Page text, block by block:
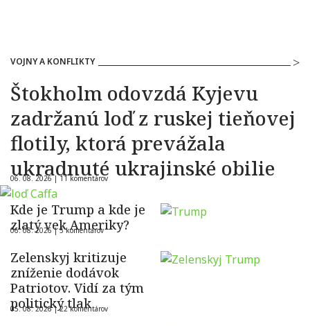
VOJNY A KONFLIKTY
Štokholm odovzdá Kyjevu
zadržanú loď z ruskej tieňovej
flotily, ktorá prevážala
ukradnuté ukrajinské obilie
06. 08. 2026 |11 komentárov
Kde je Trump a kde je
zlatý vek Ameriky?
06. 08. 2026 |5 komentárov
Zelenskyj kritizuje
zníženie dodávok
Patriotov. Vidí za tým
politický tlak
05. 08. 2026 |22 komentárov